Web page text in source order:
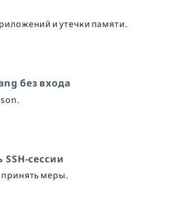
и утечки памяти.
без входа
сессии
принять меры.